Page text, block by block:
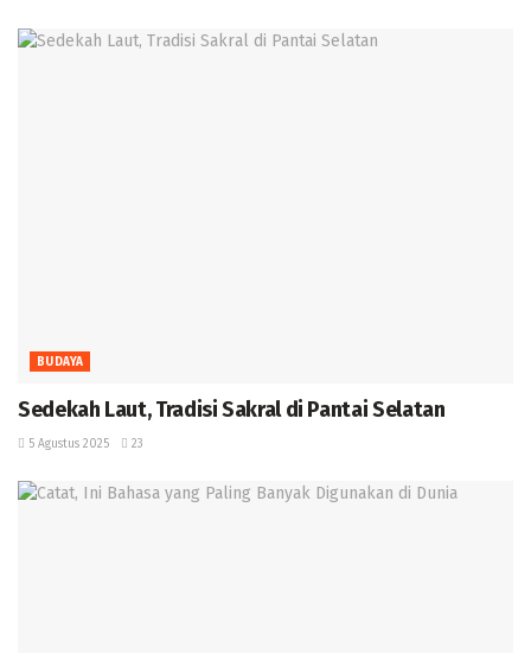
BUDAYA
Sedekah Laut, Tradisi Sakral di Pantai Selatan
5 Agustus 2025 23